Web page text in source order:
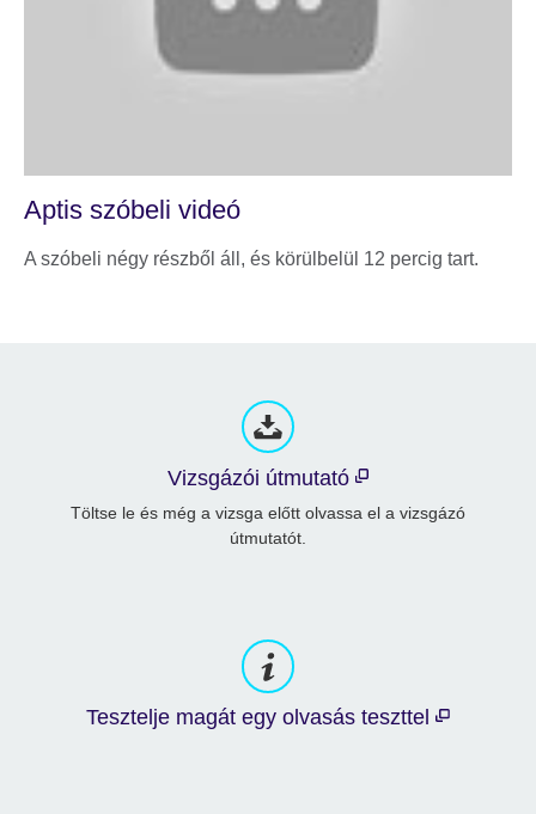
Aptis szóbeli videó
A szóbeli négy részből áll, és körülbelül 12 percig tart.
Vizsgázói útmutató
Töltse le és még a vizsga előtt olvassa el a vizsgázó
útmutatót.
Tesztelje magát egy olvasás teszttel